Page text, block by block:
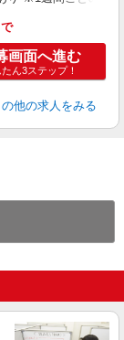
画面へ進む
ん3ステップ！
の他の求人をみる